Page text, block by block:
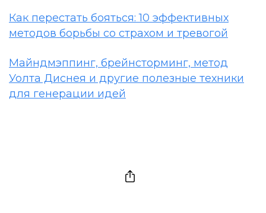
Как перестать бояться: 10 эффективных
методов борьбы со страхом и тревогой
Майндмэппинг, брейнсторминг, метод
Уолта Диснея и другие полезные техники
для генерации идей